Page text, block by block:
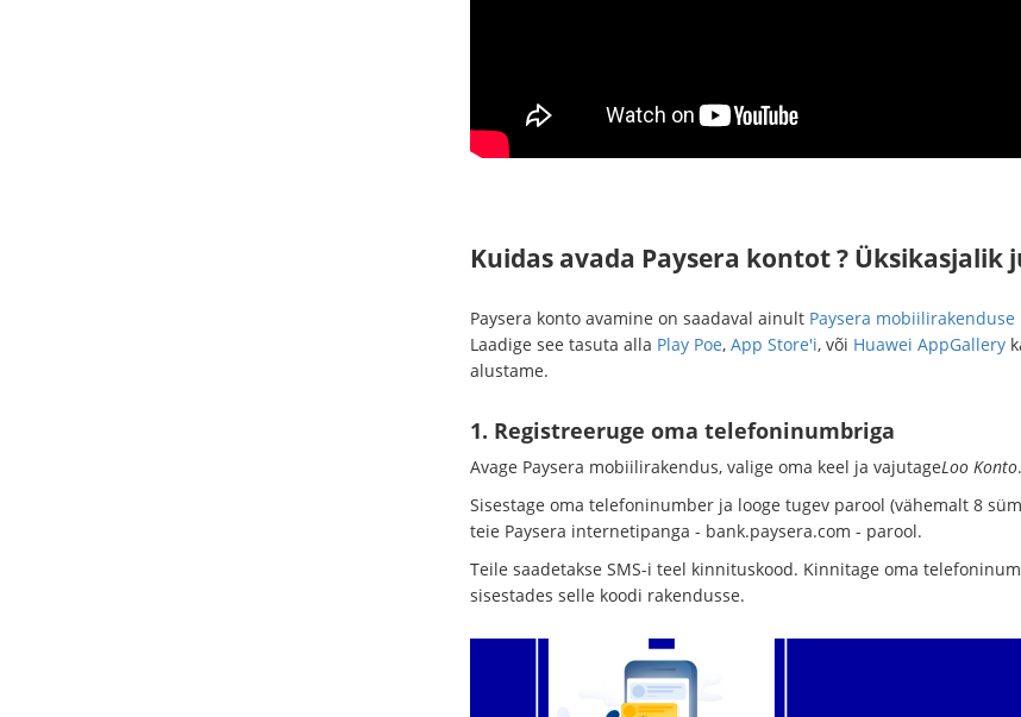
Kuidas avada Paysera kontot ? Üksikasjalik
Paysera konto avamine on saadaval ainult Paysera mobiilirakenduse
Laadige see tasuta alla Play Poe, App Store'i, või Huawei AppGallery
alustame.
1. Registreeruge oma telefoninumbriga
Avage Paysera mobiilirakendus, valige oma keel ja vajutageLoo Konto.
Sisestage oma telefoninumber ja looge tugev parool (vähemalt 8
teie Paysera internetipanga - bank.paysera.com - parool.
Teile saadetakse SMS-i teel kinnituskood. Kinnitage oma
sisestades selle koodi rakendusse.